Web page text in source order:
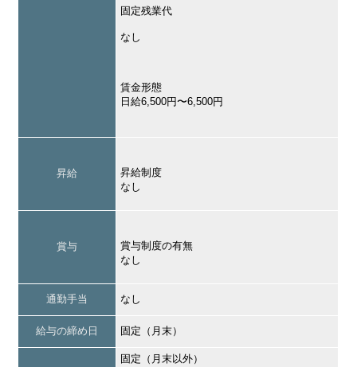
固定残業代
なし
賃金形態
日給6,500円〜6,500円
昇給
昇給制度
なし
賞与
賞与制度の有無
なし
通勤手当 なし
給与の締め日 固定（月末）
固定（月末以外）